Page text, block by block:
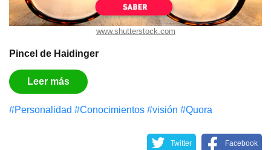
www.shutterstock.com
Pincel de Haidinger
Leer más
#Personalidad #Conocimientos #visión #Quora
Twitter Facebook